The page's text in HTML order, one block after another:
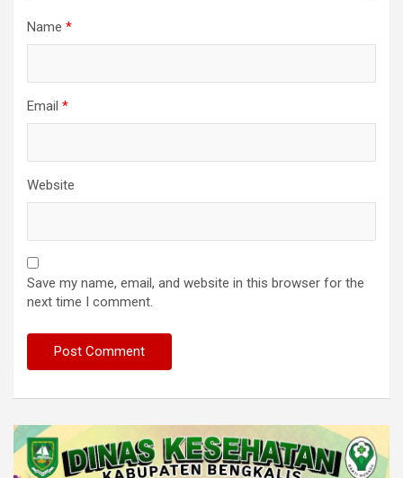
Name *
Email *
Website
Save my name, email, and website in this browser for the
next time I comment.